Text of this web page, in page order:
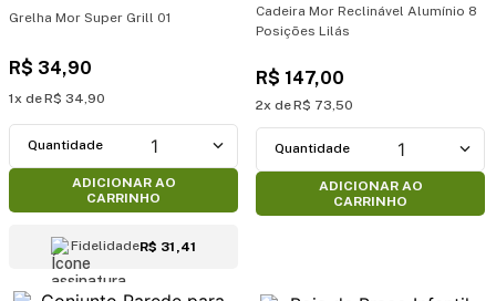
Grelha Mor Super Grill 01
R$ 34,90
1 R$ 34,90
1
ADICIONAR AO
CARRINHO
FidelidadeR$ 31,41
Cadeira Mor Reclinável Alumínio 8
Posições Lilás
R$ 147,00
2 R$ 73,50
1
ADICIONAR AO
CARRINHO